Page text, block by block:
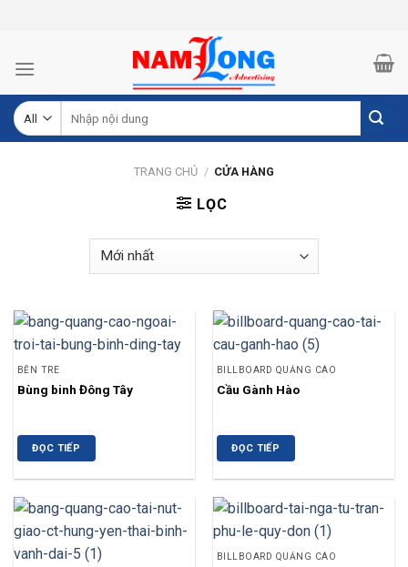
kiếm:
TRANG CHỦ / CỬA HÀNG
LỌC
BẾN TRE
Bùng binh Đông Tây
ĐỌC TIẾP
BILLBOARD QUẢNG CÁO
Cầu Gành Hào
ĐỌC TIẾP
BILLBOARD QUẢNG CÁO